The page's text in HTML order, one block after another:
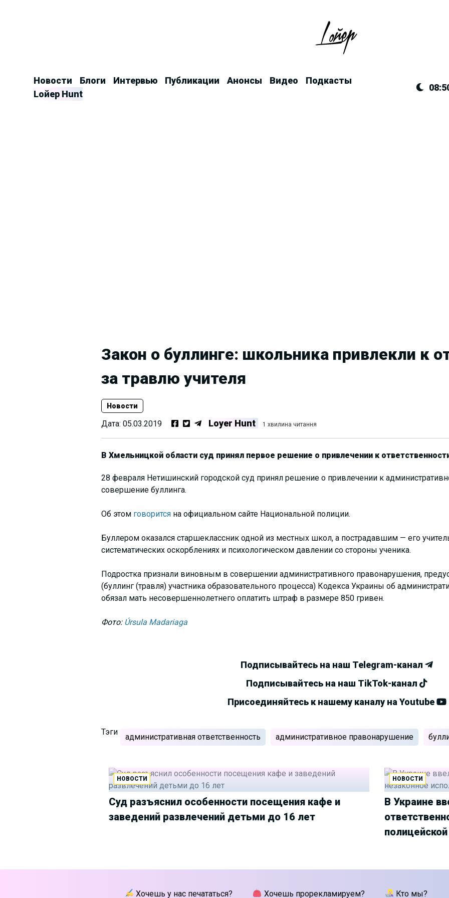
Новости Блоги Интервью Публикации Анонсы Видео
Подкасты
Lойер Hunt
Закон о буллинге: школьника привлекли к
за травлю учителя
Новости
Дата: 05.03.2019 Loyer Hunt 1 хвилина читання
В Хмельницкой области суд принял первое решение о привлечении к
28 февраля Нетишинский городской суд принял решение о привлечении к
совершение буллинга.
Об этом говоритсяна официальном сайте Национальной полиции.
Буллером оказался старшеклассник одной из местных школ, а пострадавшим — его
систематических оскорблениях и психологическом давлении со стороны ученика.
Подростка признали виновным в совершении административного правонарушения,
(буллинг (травля) участника образовательного процесса) Кодекса Украины об
обязал мать несовершеннолетнего оплатить штраф в размере 850 гривен.
Фото: Úrsula Madariaga
Подписывайтесь на наш Telegram-канал
Подписывайтесь на наш TikTok-канал
Присоединяйтесь к нашему каналу на Youtube
Тэги
административная ответственность административное правонарушение
НОВОСТИ
Суд разъяснил особенности посещения кафе и
заведений развлечений детьми до 16 лет
НОВОСТИ
В Украине
Хочешь у нас печататься? Хочешь прорекламируем? Кто мы?